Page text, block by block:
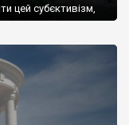
цей субєктивізм,